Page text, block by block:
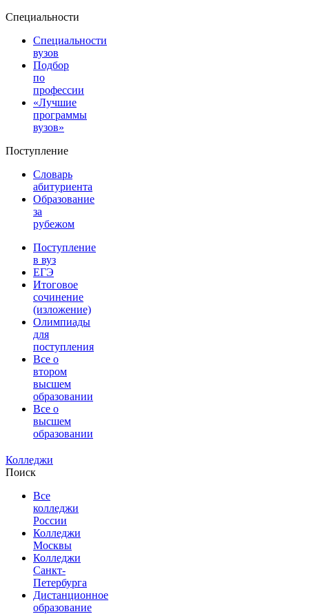
Специальности
Специальности
вузов
Подбор
по
профессии
«Лучшие
программы
вузов»
Поступление
Словарь
абитуриента
Образование
за
рубежом
Поступление
в вуз
ЕГЭ
Итоговое
сочинение
(изложение)
Олимпиады
для
поступления
Все о
втором
высшем
образовании
Все о
высшем
образовании
Колледжи
Поиск
Все
колледжи
России
Колледжи
Москвы
Колледжи
Санкт-
Петербурга
Дистанционное
образование